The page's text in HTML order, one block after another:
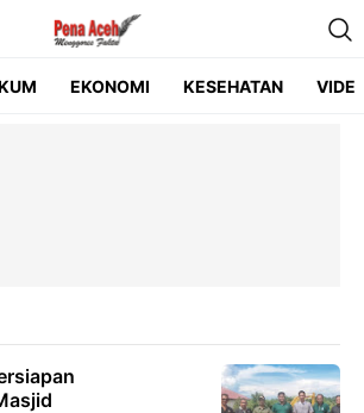
EKONOMI KESEHATAN